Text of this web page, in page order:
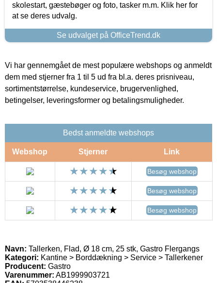
skolestart, gæstebøger og foto, tasker m.m. Klik her for
at se deres udvalg.
Se udvalget på OfficeTrend.dk
Vi har gennemgået de mest populære webshops og anmeldt
dem med stjerner fra 1 til 5 ud fra bl.a. deres prisniveau,
sortimentstørrelse, kundeservice, brugervenlighed,
betingelser, leveringsformer og betalingsmuligheder.
Bedst anmeldte webshops
Webshop Stjerner Link
Besøg webshop
Besøg webshop
Besøg webshop
Navn: Tallerken, Flad, Ø 18 cm, 25 stk, Gastro Flergangs
Kategori: Kantine > Borddækning > Service > Tallerkener
Producent: Gastro
Varenummer: AB1999903721